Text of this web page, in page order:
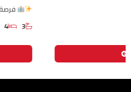
فرصة
3
4